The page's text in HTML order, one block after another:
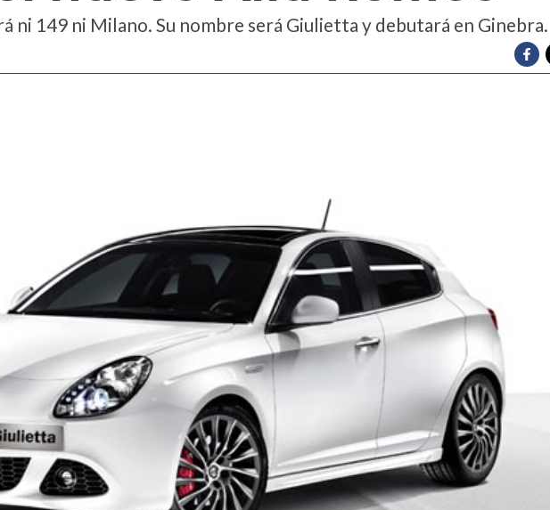
ni 149 ni Milano. Su nombre será Giulietta y debutará en Ginebra.